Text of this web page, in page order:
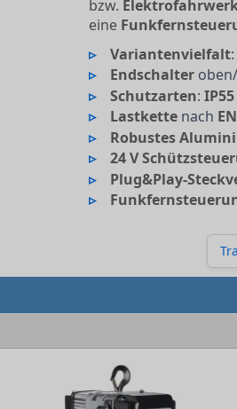
bzw.
eine
Variantenvielfalt
Endschalter
Schutzarten:IP55
Lastkette nach
Robustes
24 V
Plug&Play-